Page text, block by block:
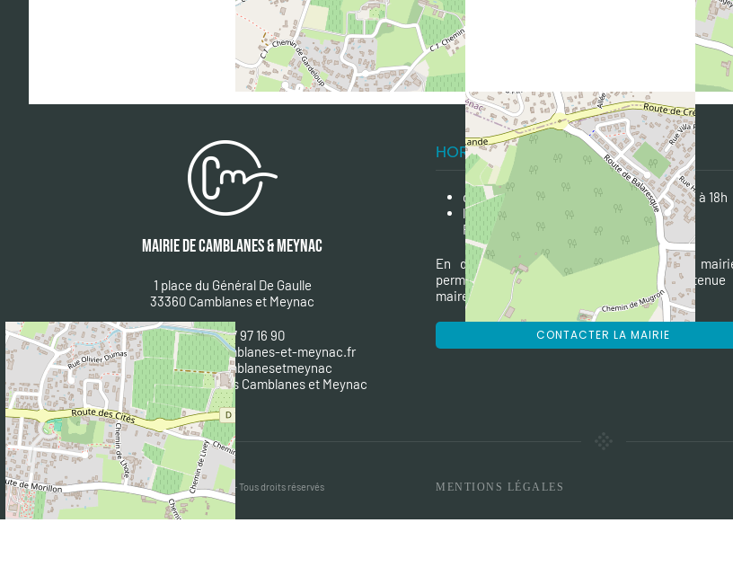
+−
Leaflet
|© OpenStreetMap
MAIRIE DE CAMBLANES & MEYNAC
1 place du Général De Gaulle
33360 Camblanes et Meynac
Tél : 05 57 97 16 90
Courriel :mairie@camblanes-et-meynac.fr
Facebook :@camblanesetmeynac
Appli mobile : IntraMuros Camblanes et Meynac
HORAIRES D'ACCUEIL DU PUBLIC
du lundi au vendredi de 9h à 12h et de 14h à 18h
le samedi matin de 10h à 12h
Fermée le 1
jeudi après-midi du mois
En dehors des heures d’ouverture de la
permanence téléphonique d'urgence est
maire ou un des adjoints : tél. 07 84 12 85 91.
CONTACTER LA MAIRIE
Mairie de Camblanes et Meynac @ 2019 - Tous droits réservés MENTIONS LÉGALES